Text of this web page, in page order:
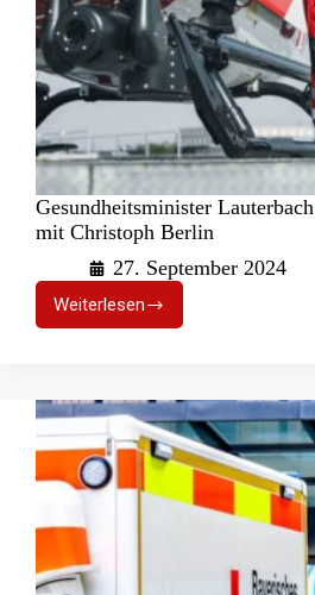
Gesundheitsminister
mit Christoph Berlin
27. September 2024
WeiterlesenGesundheitsminister
Lauterbach
mit
Christoph
Berlin